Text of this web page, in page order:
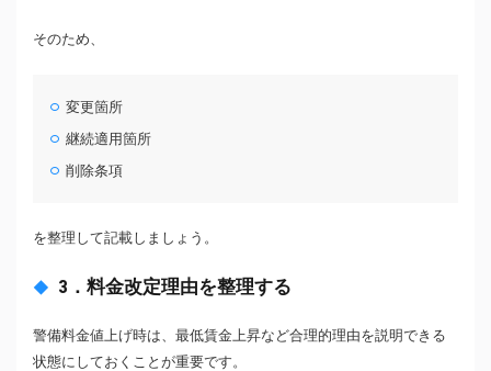
そのため、
変更箇所
継続適用箇所
削除条項
を整理して記載しましょう。
3．料金改定理由を整理する
警備料金値上げ時は、最低賃金上昇など合理的理由を説明できる
状態にしておくことが重要です。